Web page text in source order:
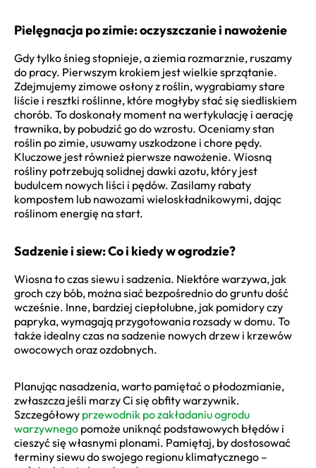
Pielęgnacja po zimie: oczyszczanie i nawożenie
Gdy tylko śnieg stopnieje, a ziemia rozmarznie, ruszamy
do pracy. Pierwszym krokiem jest wielkie sprzątanie.
Zdejmujemy zimowe osłony z roślin, wygrabiamy stare
liście i resztki roślinne, które mogłyby stać się siedliskiem
chorób. To doskonały moment na wertykulację i aerację
trawnika, by pobudzić go do wzrostu. Oceniamy stan
roślin po zimie, usuwamy uszkodzone i chore pędy.
Kluczowe jest również pierwsze nawożenie. Wiosną
rośliny potrzebują solidnej dawki azotu, który jest
budulcem nowych liści i pędów. Zasilamy rabaty
kompostem lub nawozami wieloskładnikowymi, dając
roślinom energię na start.
Sadzenie i siew: Co i kiedy w ogrodzie?
Wiosna to czas siewu i sadzenia. Niektóre warzywa, jak
groch czy bób, można siać bezpośrednio do gruntu dość
wcześnie. Inne, bardziej ciepłolubne, jak pomidory czy
papryka, wymagają przygotowania rozsady w domu. To
także idealny czas na sadzenie nowych drzew i krzewów
owocowych oraz ozdobnych.
Planując nasadzenia, warto pamiętać o płodozmianie,
zwłaszcza jeśli marzy Ci się obfity warzywnik.
Szczegółowy przewodnik po zakładaniu ogrodu
warzywnego pomoże uniknąć podstawowych błędów i
cieszyć się własnymi plonami. Pamiętaj, by dostosować
terminy siewu do swojego regionu klimatycznego –